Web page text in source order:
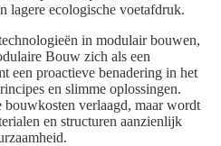
lagere ecologische voetafdruk.
in modulair bouwen,
Bouw zich als een
een proactieve benadering in het
en slimme oplossingen.
verlaagd, maar wordt
en structuren aanzienlijk